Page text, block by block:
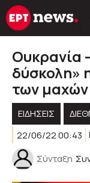
Μετάβαση
σε
Ουκρανία
δύσκολη»
των
ΕΙΔΗΣΕΙΣ
22/06/22 00:43
Σύνταξη